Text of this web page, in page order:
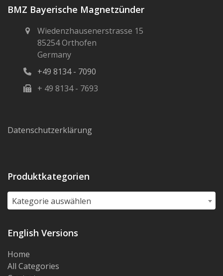
BMZ Bayerische Magnetzünder
Wiedenzhausenerstrasse 15
85254 Orthofen
Germany
+49 8134 - 7090
+ 49 8134 - 7693
Datenschutzerklärung
Produktkategorien
Kategorie auswählen
English Versions
Home
All Categories